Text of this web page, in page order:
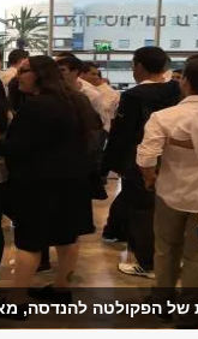
הפקולטה להנדסה, מאי